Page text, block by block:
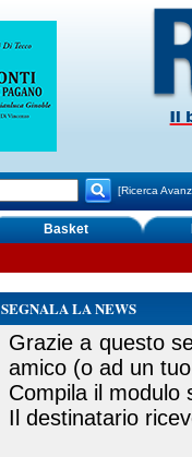
[Ricerca
Basket
SEGNALA LA NEWS
Grazie a questo
amico (o ad un
Compila il modulo
Il destinatario